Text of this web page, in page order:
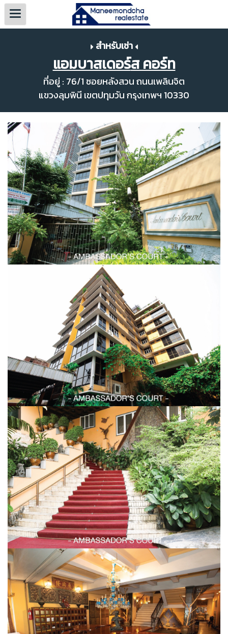
สำหรับเช่า
แอมบาสเดอร์ส คอร์ท
ที่อยู่ : 76/1 ซอยหลังสวน ถนนเพลินจิต
แขวงลุมพินี เขตปทุมวัน กรุงเทพฯ 10330